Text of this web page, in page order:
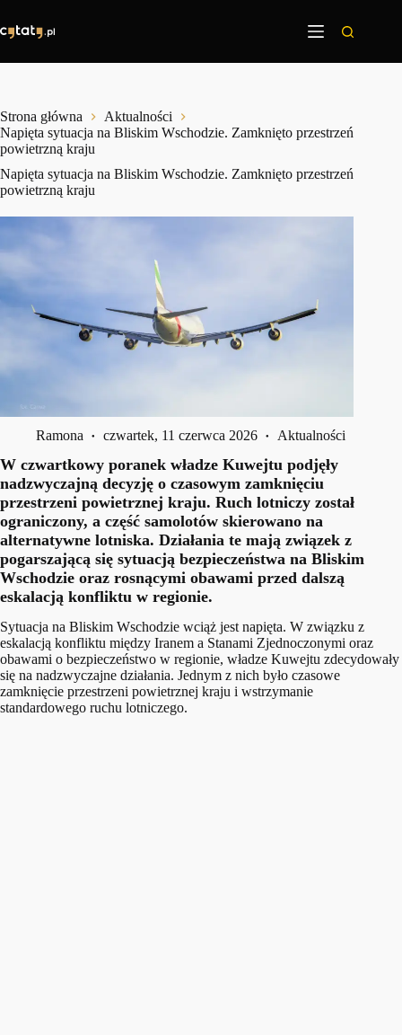
treści
Strona główna
Aktualności
Napięta sytuacja na Bliskim Wschodzie. Zamknięto przestrzeń
powietrzną kraju
Napięta sytuacja na Bliskim Wschodzie. Zamknięto przestrzeń
powietrzną kraju
Ramona czwartek, 11 czerwca 2026 Aktualności
W czwartkowy poranek władze Kuwejtu podjęły
nadzwyczajną decyzję o czasowym zamknięciu
przestrzeni powietrznej kraju. Ruch lotniczy został
ograniczony, a część samolotów skierowano na
alternatywne lotniska. Działania te mają związek z
pogarszającą się sytuacją bezpieczeństwa na Bliskim
Wschodzie oraz rosnącymi obawami przed dalszą
eskalacją konfliktu w regionie.
Sytuacja na Bliskim Wschodzie wciąż jest napięta. W związku z
eskalacją konfliktu między Iranem a Stanami Zjednoczonymi oraz
obawami o bezpieczeństwo w regionie, władze Kuwejtu zdecydowały
się na nadzwyczajne działania. Jednym z nich było czasowe
zamknięcie przestrzeni powietrznej kraju i wstrzymanie
standardowego ruchu lotniczego.